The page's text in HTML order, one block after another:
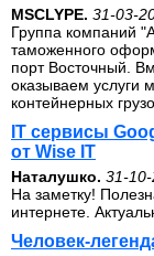
MSCLYPE. 31-03-
Группа компаний
таможенного
порт Восточный.
оказываем услуги
контейнерных
IT сервисы
от Wise IT
Наталушко. 31-
На заметку!
интернете.
Человек-